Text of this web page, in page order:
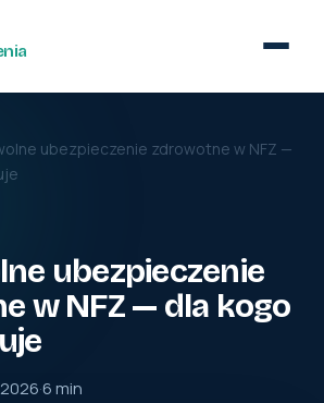
ubezpieczenie zdrowotne w NFZ —
ubezpieczenie
w NFZ — dla kogo
·6 min